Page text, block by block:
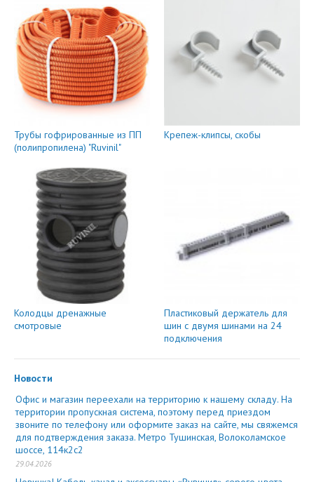
Трубы гофрированные из ПП
(полипропилена) "Ruvinil"
Крепеж-клипсы, скобы
Колодцы дренажные
смотровые
Пластиковый держатель для
шин с двумя шинами на 24
подключения
Новости
Офис и магазин переехали на территорию к нашему складу. На
территории пропускная система, поэтому перед приездом
звоните по телефону или оформите заказ на сайте, мы свяжемся
для подтверждения заказа. Метро Тушинская, Волоколамское
шоссе, 114к2с2
29.04.2026